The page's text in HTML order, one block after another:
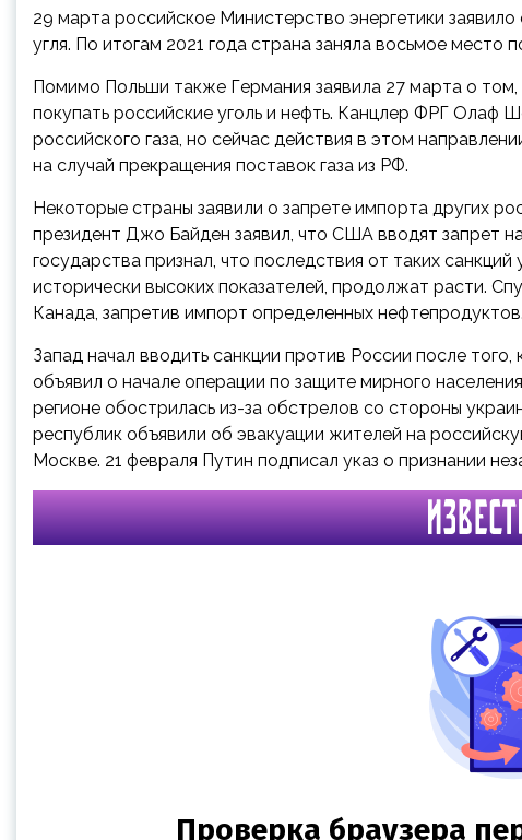
29 марта российское Министерство энергетики
угля. По итогам 2021 года страна заняла восьмое
Помимо Польши также Германия заявила 27 марта о
покупать российские уголь и нефть. Канцлер ФРГ Олаф
российского газа, но сейчас действия в этом
на случай прекращения поставок газа из РФ.
Некоторые страны заявили о запрете импорта других
президент Джо Байден заявил, что США вводят запрет
государства признал, что последствия от таких
исторически высоких показателей, продолжат расти.
Канада, запретив импорт определенных нефтепродуктов.
Запад начал вводить санкции против России после
объявил о начале операции по защите мирного
регионе обострилась из-за обстрелов со стороны
республик объявили об эвакуации жителей на
Москве. 21 февраля Путин подписал указ о признании